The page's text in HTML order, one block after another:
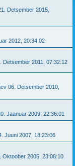
Detsember 2015,
2012, 20:34:02
Detsember 2011, 07:32:12
06. Detsember 2010,
Jaanuar 2009, 22:36:01
Juuni 2007, 18:23:06
Oktoober 2005, 23:08:10